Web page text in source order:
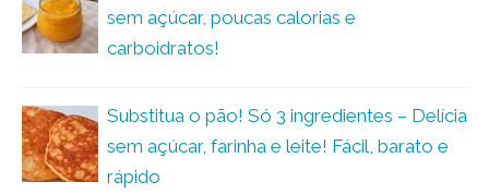
sem açúcar, poucas calorias e
carboidratos!
Substitua o pão! Só 3 ingredientes – Delícia
sem açúcar, farinha e leite! Fácil, barato e
rápido